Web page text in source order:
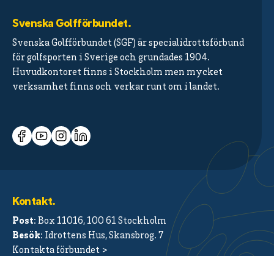
Kontakt.
Post: Box 11016, 100 61 Stockholm
Besök: Idrottens Hus, Skansbrog. 7
Kontakta förbundet >
Svenska Golfförbundet.
Svenska Golfförbundet (SGF) är specialidrottsförbund
för golfsporten i Sverige och grundades 1904.
Huvudkontoret finns i Stockholm men mycket
verksamhet finns och verkar runt om i landet.